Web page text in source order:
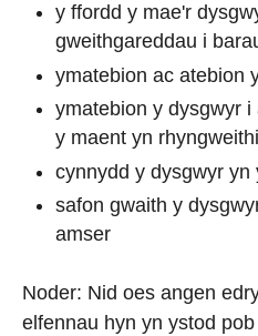
y ffordd y mae'r
gweithgareddau i
ymatebion ac atebion
ymatebion y dysgwyr
y maent yn
cynnydd y dysgwyr
safon gwaith y
amser
Noder: Nid oes angen
elfennau hyn yn ystod